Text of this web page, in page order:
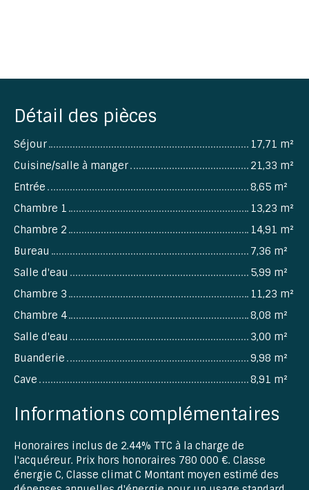
Détail des pièces
Séjour
17,71 m²
Cuisine/salle à manger
21,33 m²
Entrée
8,65 m²
Chambre 1
13,23 m²
Chambre 2
14,91 m²
Bureau
7,36 m²
Salle d'eau
5,99 m²
Chambre 3
11,23 m²
Chambre 4
8,08 m²
Salle d'eau
3,00 m²
Buanderie
9,98 m²
Cave
8,91 m²
Informations complémentaires
Honoraires inclus de 2.44% TTC à la charge de
l'acquéreur. Prix hors honoraires 780 000 €. Classe
énergie C, Classe climat C Montant moyen estimé des